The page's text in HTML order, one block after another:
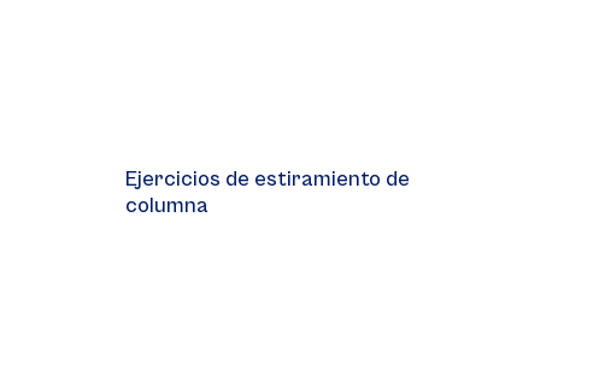
Ejercicios de estiramiento de
columna